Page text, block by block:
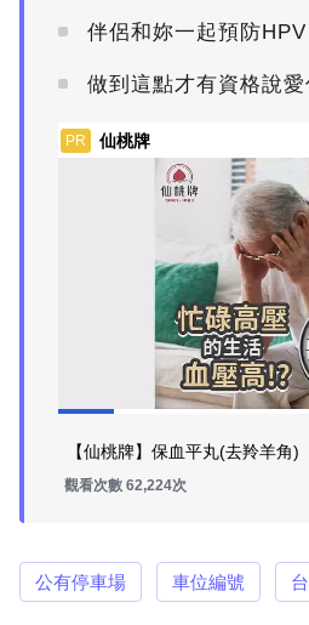
伴侶和妳一起預防
做到這點才有資格說愛
PR 仙桃牌
【仙桃牌】保血平丸(去羚羊角)
觀看次數 62,224次
公有停車場 車位編號